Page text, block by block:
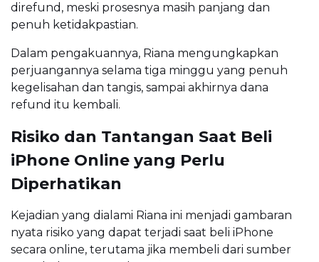
direfund, meski prosesnya masih panjang dan
penuh ketidakpastian.
Dalam pengakuannya, Riana mengungkapkan
perjuangannya selama tiga minggu yang penuh
kegelisahan dan tangis, sampai akhirnya dana
refund itu kembali.
Risiko dan Tantangan Saat Beli
iPhone Online yang Perlu
Diperhatikan
Kejadian yang dialami Riana ini menjadi gambaran
nyata risiko yang dapat terjadi saat beli iPhone
secara online, terutama jika membeli dari sumber